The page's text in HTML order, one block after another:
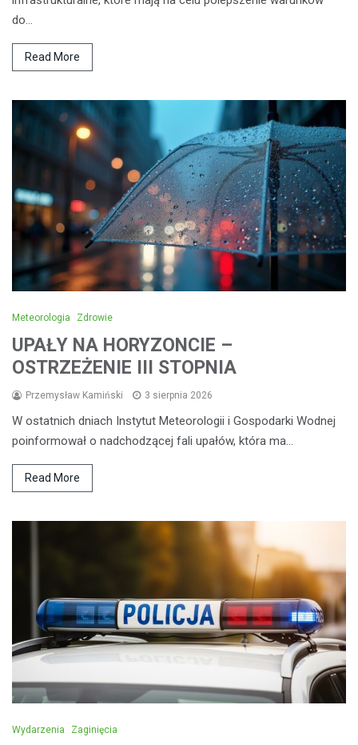
do…
Read More
Meteorologia Zdrowie
UPAŁY NA HORYZONCIE –
OSTRZEŻENIE III STOPNIA
Przemysław Kamiński 3 sierpnia 2026
W ostatnich dniach Instytut Meteorologii i Gospodarki Wodnej
poinformował o nadchodzącej fali upałów, która ma…
Read More
Wydarzenia Zaginięcia